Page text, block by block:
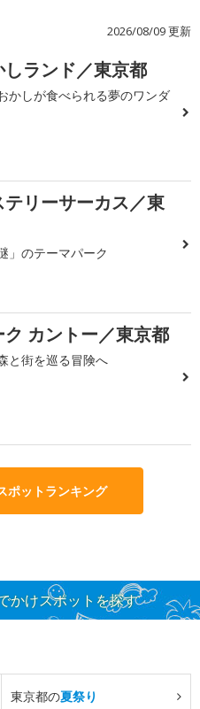
2026/08/09 更新
ランド／東京都
かしが食べられる夢のワンダ
テリーサーカス／東
」のテーマパーク
カントー／東京都
と街を巡る冒険へ
ポットランキング
かけスポットを探す
東京都の夏祭り